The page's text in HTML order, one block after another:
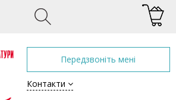
Передзвоніть мені
Контакти